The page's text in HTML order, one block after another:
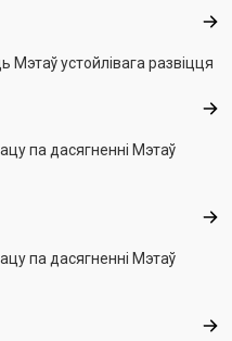
Мэтаў устойлівага развіцця
па дасягненні Мэтаў
па дасягненні Мэтаў